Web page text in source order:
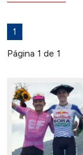
1
Página 1 de 1